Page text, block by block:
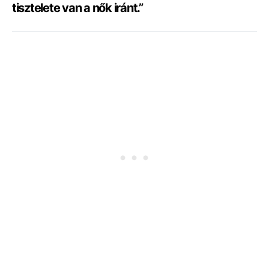
tisztelete van a nők iránt.”